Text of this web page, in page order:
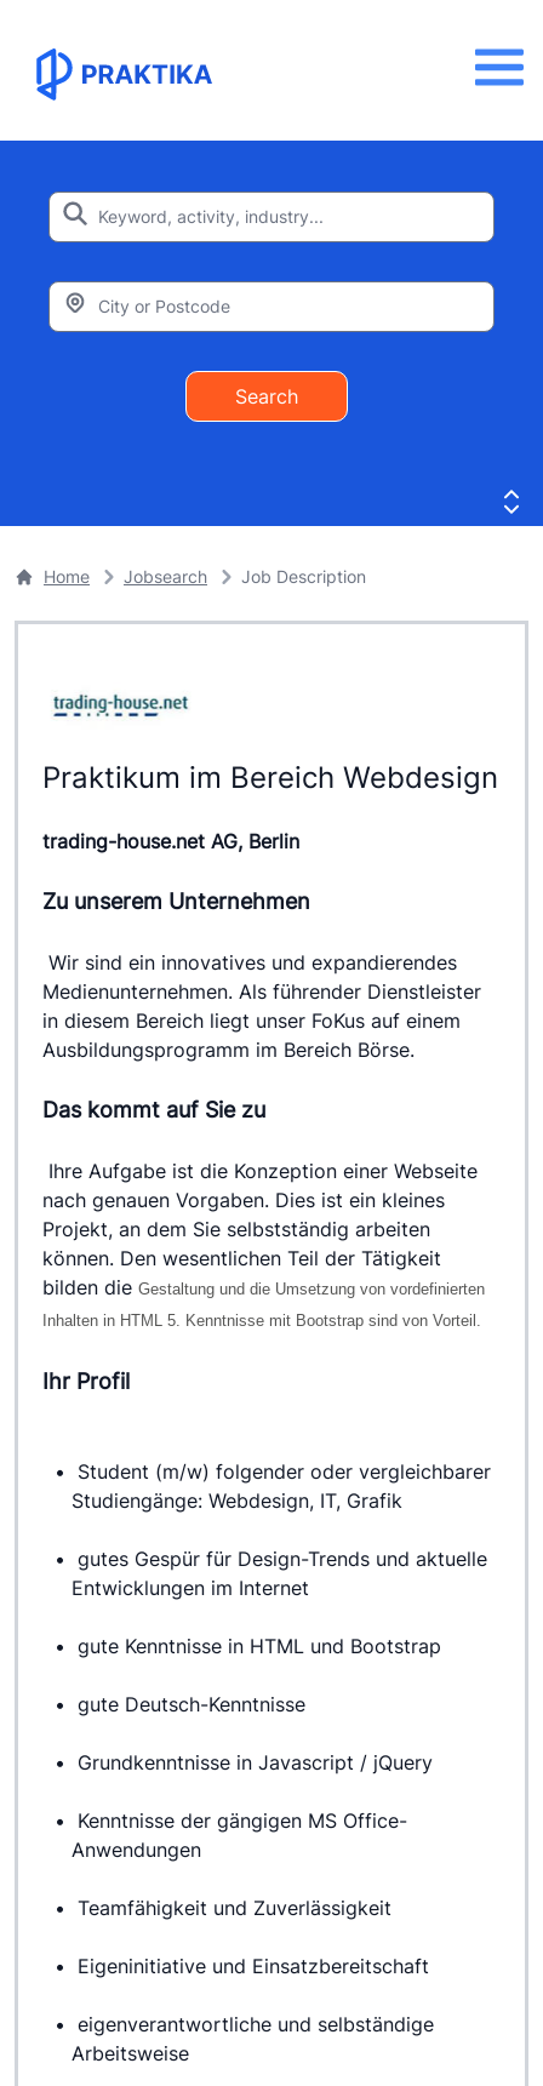
Search
Home Jobsearch Job Description
Praktikum im Bereich Webdesign
trading-house.net AG, Berlin
Zu unserem Unternehmen
Medienunternehmen. Als führender Dienstleister
in diesem Bereich liegt unser FoKus auf einem
Ausbildungsprogramm im Bereich Börse.
Das kommt auf Sie zu
nach genauen Vorgaben. Dies ist ein kleines
Projekt, an dem Sie selbstständig arbeiten
können. Den wesentlichen Teil der Tätigkeit
bilden die Gestaltung und die Umsetzung von vordefinierten
Inhalten in HTML 5. Kenntnisse mit Bootstrap sind von Vorteil.
Ihr Profil
Student (m/w) folgender oder vergleichbarer
Studiengänge: Webdesign, IT, Grafik
gutes Gespür für Design-Trends und aktuelle
Entwicklungen im Internet
gute Kenntnisse in HTML und Bootstrap
gute Deutsch-Kenntnisse
Grundkenntnisse in Javascript / jQuery
Kenntnisse der gängigen MS Office-
Anwendungen
Teamfähigkeit und Zuverlässigkeit
Eigeninitiative und Einsatzbereitschaft
eigenverantwortliche und selbständige
Arbeitsweise